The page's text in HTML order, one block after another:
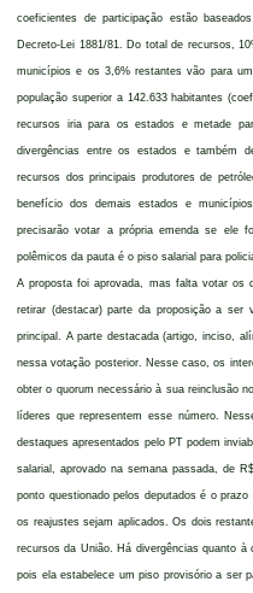
coeficientes de participação estão
Decreto-Lei 1881/81. Do total de recursos,
municípios e os 3,6% restantes vão para
população superior a 142.633 habitantes
recursos iria para os estados e metade
divergências entre os estados e também
recursos dos principais produtores de
benefício dos demais estados e
precisarão votar a própria emenda se ele
polêmicos da pauta é o piso salarial para
A proposta foi aprovada, mas falta votar os
retirar (destacar) parte da proposição a
principal. A parte destacada (artigo, inciso,
nessa votação posterior. Nesse caso, os
obter o quorum necessário à sua reinclusão
líderes que representem esse número.
destaques apresentados pelo PT podem
salarial, aprovado na semana passada, de
ponto questionado pelos deputados é o
os reajustes sejam aplicados. Os dois
recursos da União. Há divergências quanto à
pois ela estabelece um piso provisório a ser